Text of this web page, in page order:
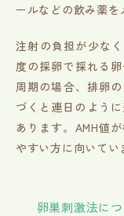
ールなどの飲み薬を
注射の負担が少な
度の採卵で採れる
周期の場合、排卵
づくと連日のよう
あります。AMH値
やすい方に向いてい
卵巣刺激法に